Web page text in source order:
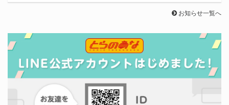
お知らせ一覧へ